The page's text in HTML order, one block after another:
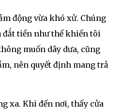
động vừa khó xử. Chúng
đắt tiền như thế khiến tôi
muốn dây dưa, cũng
nên quyết định mang trả
xa. Khi đến nơi, thấy cửa